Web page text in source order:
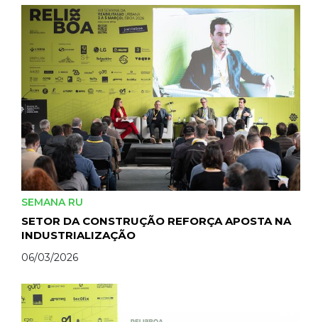
SEMANA RU
SETOR DA CONSTRUÇÃO REFORÇA APOSTA NA
INDUSTRIALIZAÇÃO
06/03/2026